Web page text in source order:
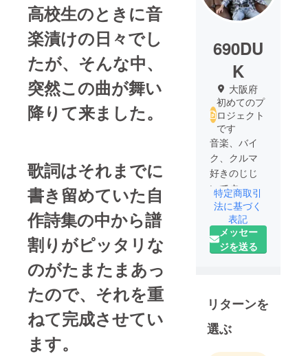
高校生のときに音
楽漬けの日々でし
たが、そんな中、
突然この曲が舞い
降りて来ました。
歌詞はそれまでに
書き留めていた自
作詩集の中から譜
割りがピッタリな
のがたまたまあっ
たので、それを重
ねて完成させてい
ます。
690DU
K
大阪府
初めてのプ
ロジェクト
です
音楽、バイ
ク、クルマ
好きのじじ
いです。
特定商取引
法に基づく
表記
メッセー
ジを送る
リターンを
選ぶ